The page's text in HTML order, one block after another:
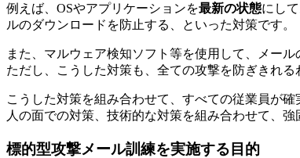
例えば、OSやアプリケーションを最新の状態にし
ルのダウンロードを防止する、といった対策です。
また、マルウェア検知ソフト等を使用して、メー
ただし、こうした対策も、全ての攻撃を防ぎきれ
こうした対策を組み合わせて、すべての従業員が
人の面での対策、技術的な対策を組み合わせて、
標的型攻撃メール訓練を実施する目的